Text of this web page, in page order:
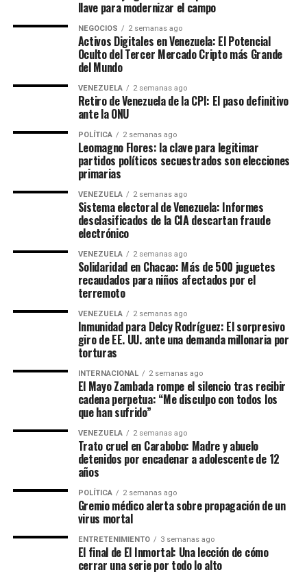
llave para modernizar el campo
NEGOCIOS 2 semanas ago
Activos Digitales en Venezuela: El Potencial
Oculto del Tercer Mercado Cripto más Grande
del Mundo
VENEZUELA 2 semanas ago
Retiro de Venezuela de la CPI: El paso definitivo
ante la ONU
POLÍTICA 2 semanas ago
Leomagno Flores: la clave para legitimar
partidos políticos secuestrados son elecciones
primarias
VENEZUELA 2 semanas ago
Sistema electoral de Venezuela: Informes
desclasificados de la CIA descartan fraude
electrónico
VENEZUELA 2 semanas ago
Solidaridad en Chacao: Más de 500 juguetes
recaudados para niños afectados por el
terremoto
VENEZUELA 2 semanas ago
Inmunidad para Delcy Rodríguez: El sorpresivo
giro de EE. UU. ante una demanda millonaria por
torturas
INTERNACIONAL 2 semanas ago
El Mayo Zambada rompe el silencio tras recibir
cadena perpetua: “Me disculpo con todos los
que han sufrido”
VENEZUELA 2 semanas ago
Trato cruel en Carabobo: Madre y abuelo
detenidos por encadenar a adolescente de 12
años
POLÍTICA 2 semanas ago
Gremio médico alerta sobre propagación de un
virus mortal
ENTRETENIMIENTO 3 semanas ago
El final de El Inmortal: Una lección de cómo
cerrar una serie por todo lo alto